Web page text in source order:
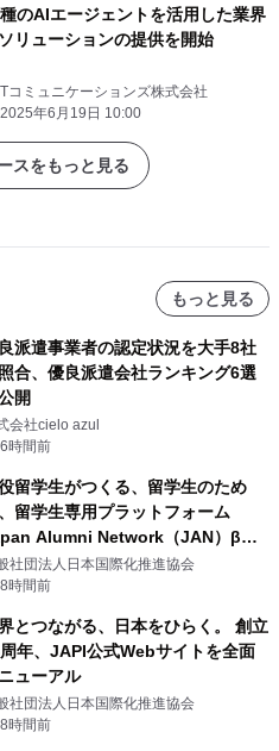
のAIエージェントを活用した業界
リューションの提供を開始
コミュニケーションズ株式会社
2025年6月19日 10:00
スをもっと見る
もっと見る
派遣事業者の認定状況を大手8社
合、優良派遣会社ランキング6選
開
会社cielo azul
6時間前
留学生がつくる、留学生のため
留学生専用プラットフォーム
Alumni Network（JAN）β版
リース
社団法人日本国際化推進協会
8時間前
とつながる、日本をひらく。 創立
年、JAPI公式Webサイトを全面
ューアル
社団法人日本国際化推進協会
8時間前